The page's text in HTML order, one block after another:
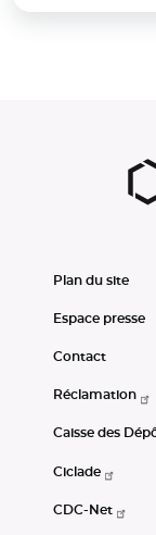
Plan du site
Espace presse
Contact
Réclamation
Caisse des
Ciclade
CDC-Net